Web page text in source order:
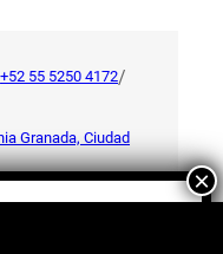
+52 55 5250 4172/
Granada, Ciudad